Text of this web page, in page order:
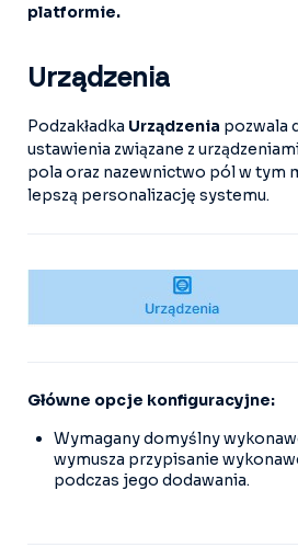
platformie.
Urządzenia
Podzakładka Urządzenia pozwala
ustawienia związane z
pola oraz nazewnictwo pól w tym
lepszą personalizację systemu.
Główne opcje konfiguracyjne:
Wymagany domyślny
wymusza przypisanie
podczas jego dodawania.